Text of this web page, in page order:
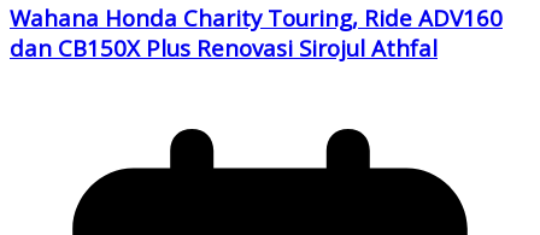
Wahana Honda Charity Touring, Ride ADV160
dan CB150X Plus Renovasi Sirojul Athfal